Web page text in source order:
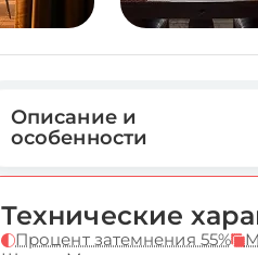
Описание и
особенности
Технические
Процент затемнения 55%